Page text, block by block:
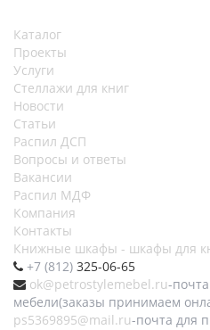
Каталог
Проекты
Услуги
Стеллажи для книг
Новости
Статьи
Распил ДСП
Вопросы и ответы
Вакансии
Распил МДФ
Компания
Контакты
Книжные шкафы - шкафы для
+7 (812) 325-06-65
ok@petrostylemebel.ru-
мебели(заказы принимаем
ps5369895@mail.ru-почта для